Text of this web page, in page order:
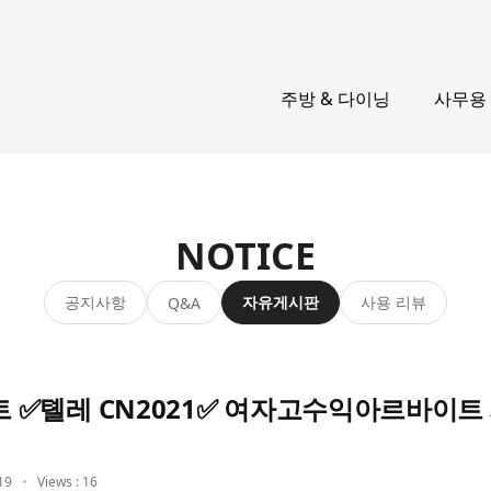
주방 & 다이닝 사무
NOTICE
공지사항 Q&A 자유게시판 사용 리뷰
✅톌레 CN2021✅ 여자고수익아르바이
Views : 16